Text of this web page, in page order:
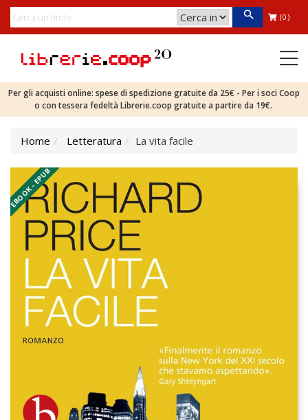
(0)
Per gli acquisti online: spese di spedizione gratuite da 25€ - Per i soci Coop
o con tessera fedeltà Librerie.coop gratuite a partire da 19€.
Home Letteratura La vita facile
EBOOK - EPUB